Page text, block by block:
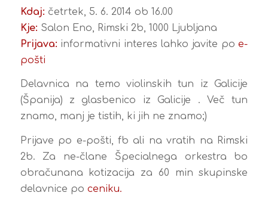
Kdaj: četrtek, 5. 6. 2014 ob 16.00
Kje: Salon Eno, Rimski 2b, 1000 Ljubljana
Prijava: informativni interes lahko javite poe-
pošti
Delavnica na temo violinskih tun iz Galicije
(Španija) z glasbenico iz Galicije . Več tun
znamo, manj je tistih, ki jih ne znamo;)
Prijave po e-pošti, fb ali na vratih na Rimski
2b. Za ne-člane Špecialnega orkestra bo
obračunana kotizacija za 60 min skupinske
delavnice po ceniku.